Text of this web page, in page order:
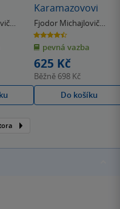
Karamazovovi
Fjodor Michajlovič
Dostojevskij
4.5
z
5
hvězdiček
pevná vazba
625 Kč
Běžně 698 Kč
Do košíku